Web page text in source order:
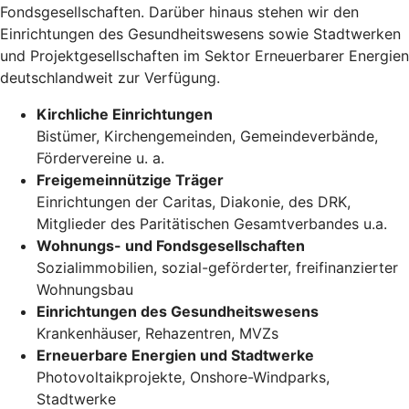
Fondsgesellschaften. Darüber hinaus stehen wir den
Einrichtungen des Gesundheitswesens sowie Stadtwerken
und Projektgesellschaften im Sektor Erneuerbarer Energien
deutschlandweit zur Verfügung.
Kirchliche Einrichtungen
Bistümer, Kirchengemeinden, Gemeindeverbände,
Fördervereine u. a.
Freigemeinnützige Träger
Einrichtungen der Caritas, Diakonie, des DRK,
Mitglieder des Paritätischen Gesamtverbandes u.a.
Wohnungs- und Fondsgesellschaften
Sozialimmobilien, sozial-geförderter, freifinanzierter
Wohnungsbau
Einrichtungen des Gesundheitswesens
Krankenhäuser, Rehazentren, MVZs
Erneuerbare Energien und Stadtwerke
Photovoltaikprojekte, Onshore-Windparks,
Stadtwerke